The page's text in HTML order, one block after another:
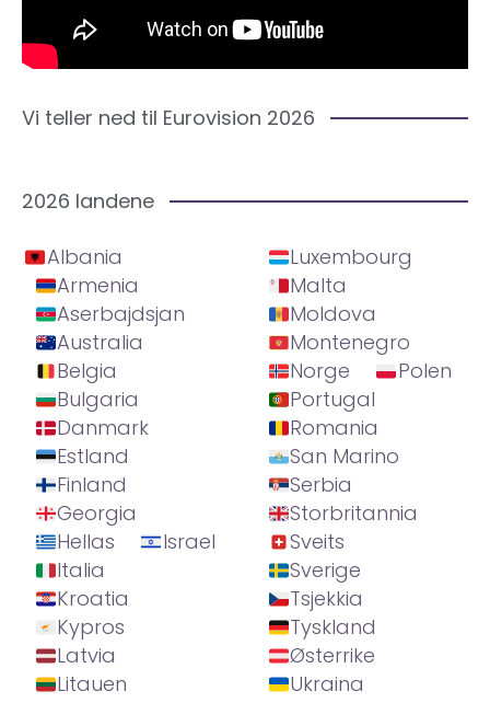
Vi teller ned til Eurovision 2026
2026 landene
Albania
Armenia
Aserbajdsjan
Australia
Belgia
Bulgaria
Danmark
Estland
Finland
Georgia
Hellas
Israel
Italia
Kroatia
Kypros
Latvia
Litauen
Luxembourg
Malta
Moldova
Montenegro
Norge
Polen
Portugal
Romania
San Marino
Serbia
Storbritannia
Sveits
Sverige
Tsjekkia
Tyskland
Østerrike
Ukraina